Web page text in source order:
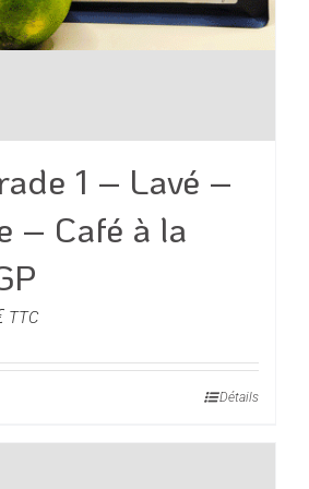
1 – Lavé –
– Café à la
Plage
prix :
TTC
Détails